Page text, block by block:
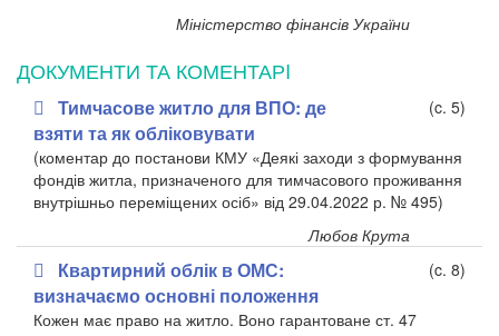
Міністерство фінансів України
ДОКУМЕНТИ ТА КОМЕНТАРI
Тимчасове житло для ВПО: де
взяти та як обліковувати
(c. 5)
(коментар до постанови КМУ «Деякі заходи з формування
фондів житла, призначеного для тимчасового проживання
внутрішньо переміщених осіб» від 29.04.2022 р. № 495)
Любов Крута
Квартирний облік в ОМС:
визначаємо основні положення
(c. 8)
Кожен має право на житло. Воно гарантоване ст. 47